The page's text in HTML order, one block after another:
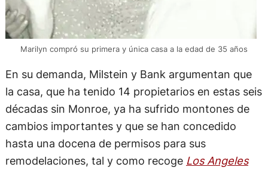
Marilyn compró su primera y única casa a la edad de 35 años
En su demanda, Milstein y Bank argumentan que
la casa, que ha tenido 14 propietarios en estas seis
décadas sin Monroe, ya ha sufrido montones de
cambios importantes y que se han concedido
hasta una docena de permisos para sus
remodelaciones, tal y como recoge Los Angeles